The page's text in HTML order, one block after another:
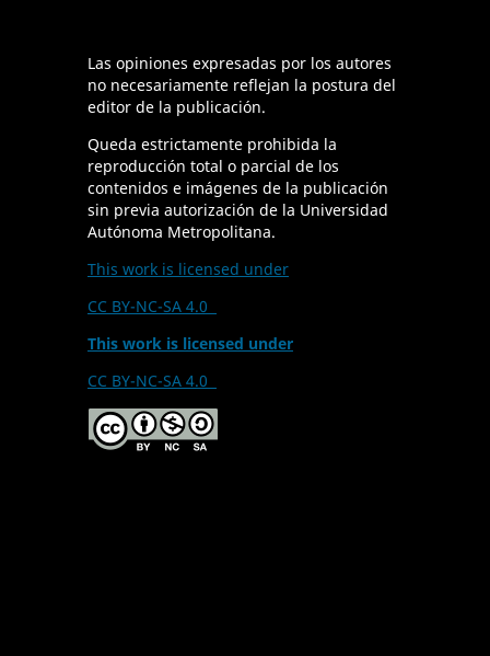
Las opiniones expresadas por los autores
no necesariamente reflejan la postura del
editor de la publicación.
Queda estrictamente prohibida la
reproducción total o parcial de los
contenidos e imágenes de la publicación
sin previa autorización de la Universidad
Autónoma Metropolitana.
This work is licensed under
CC BY-NC-SA 4.0
This work is licensed under
CC BY-NC-SA 4.0